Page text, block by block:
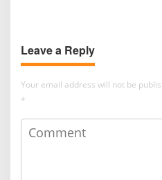
Leave a Reply
Your email address will not be
*